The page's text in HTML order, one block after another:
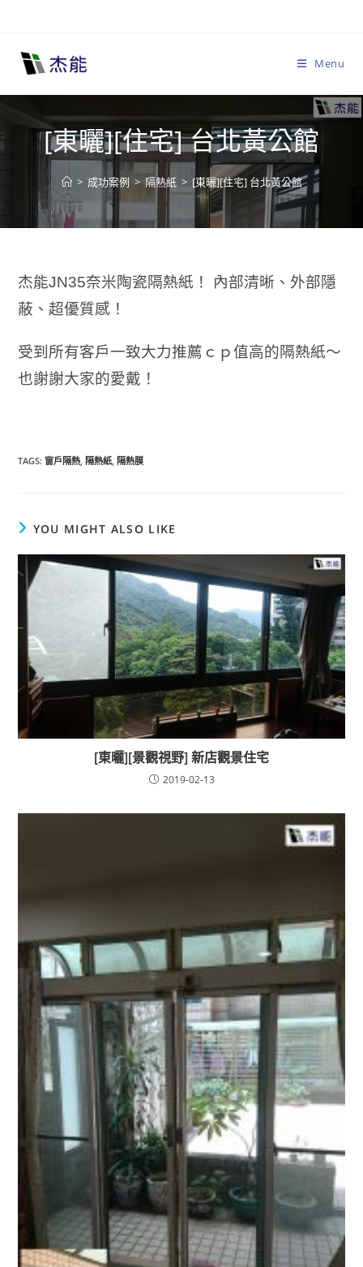
content
Menu
[東曬][住宅] 台北黃公館
> 成功案例 > 隔熱紙 > [東曬][住宅] 台北黃公館
杰能JN35奈米陶瓷隔熱紙！ 內部清晰、外部隱
蔽、超優質感！
受到所有客戶一致大力推薦ｃｐ值高的隔熱紙～
也謝謝大家的愛戴！
TAGS:窗戶隔熱, 隔熱紙, 隔熱膜
YOU MIGHT ALSO LIKE
[東曬][景觀視野] 新店觀景住宅
2019-02-13